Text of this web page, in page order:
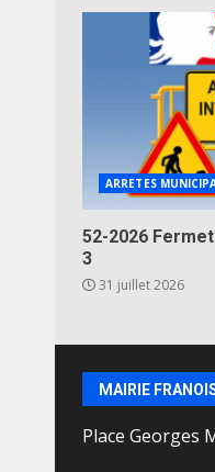
ARRETES
52-2026
3
31 juillet 2026
MAIRIE
Place Georges